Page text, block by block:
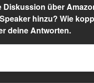
über
hinzu? Wie
deine Antworten.